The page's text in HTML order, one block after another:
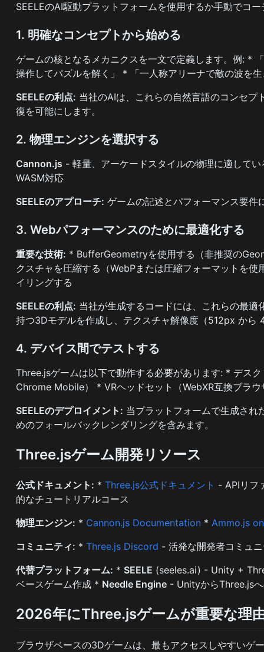
SEELEのAI駆動プラットフォームを使用するか手動でコ
1. 明確なコンセプトから始める
ゲームの核となるメカニクスを一文で定義します。例: *
操作してパズルを解く」 * 「一人称アリーナで敵の波を
SEELEの利点: 当社のAIは、これらの自然言語のコンセ
復を可能にします。
2. 物理エンジンを選択する
Cannon.js - 軽量、アーケードスタイルの物理に適して
WASM対応
SEELEのアプローチ: ゲームの記述とパフォーマンス要件
3. Webパフォーマンスのために最適化する
重要な技術: * BufferGeometryを使用する（非推奨の
クスチャを圧縮する（WebPまたは圧縮フォーマットを
イリングする
SEELEの利点: 当社が生成するコードには、これらの最
持つ3Dモデルを作成し、テクスチャ解像度（512px から
4. デバイス間でテストする
Three.jsゲームは以下で動作する必要があります: * デス
Chrome Mobile） * VRヘッドセット（WebXR互換ブラウ
SEELEのデプロイメント: 当プラットフォームで生成され
めのフォールバックレンダリングを含みます。
Three.jsゲーム開発リソース
公式ドキュメント: *Three.js公式ドキュメント - APIリフ
的なチュートリアルコース
物理エンジン: * Cannon.js Documentation *Ammo.js
コミュニティ: *Three.js Discord - 活発な開発者コミュ
代替プラットフォーム: * SEELE (seeles.ai) - Unity +
ベースゲーム作成 * Needle Engine - UnityからThree.js
2026年にThree.jsゲームが重要な理
ブラウザベースの3Dゲームは、最もアクセスしやすいゲ